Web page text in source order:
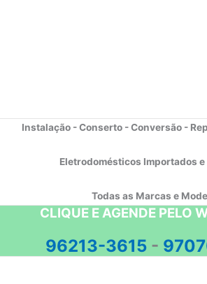
Instalação - Conserto - Conversão -
Eletrodomésticos Importados
Todas as Marcas e
CLIQUE E AGENDE PELO
96213-3615 -